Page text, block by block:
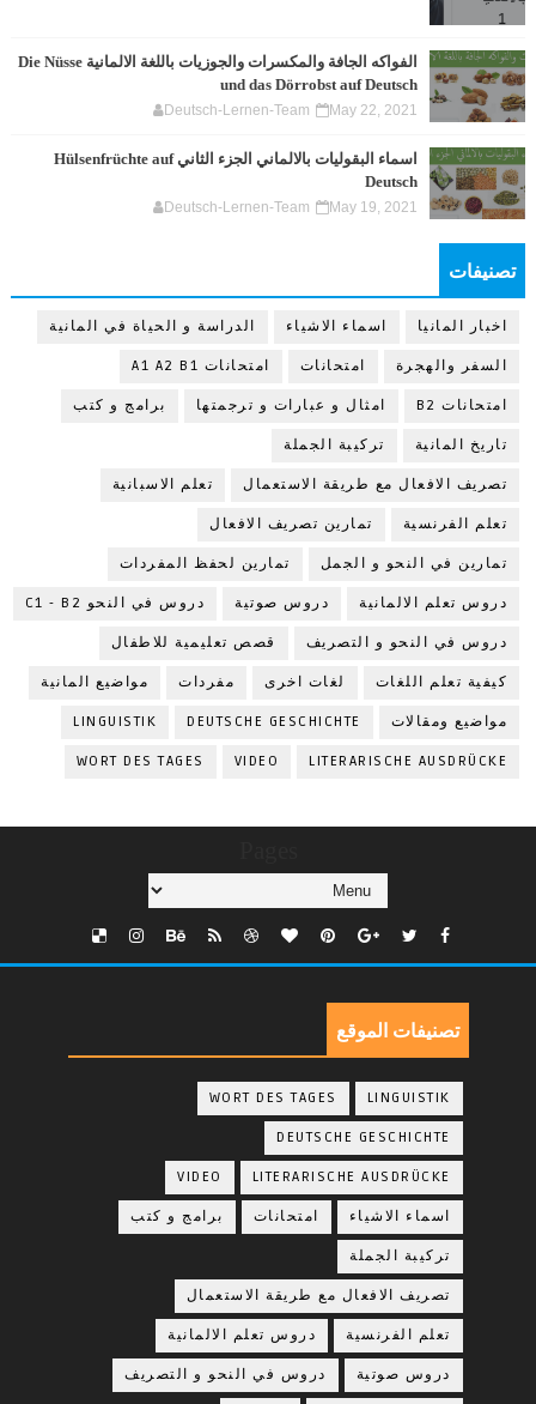
الفواكه الجافة والمكسرات والجوزيات باللغة الالمانية Die Nüsse
und das Dörrobst auf Deutsch
Deutsch-Lernen-Team May 22, 2021
اسماء البقوليات بالالماني الجزء الثاني Hülsenfrüchte auf
Deutsch
Deutsch-Lernen-Team May 19, 2021
تصنيفات
اخبار المانيا اسماء الاشياء الدراسة و الحياة في المانية
السفر والهجرة امتحانات امتحانات A1 A2 B1
امتحانات B2 امثال و عبارات و ترجمتها برامج و كتب
تاريخ المانية تركيبة الجملة
تصريف الافعال مع طريقة الاستعمال تعلم الاسبانية
تعلم الفرنسية تمارين تصريف الافعال
تمارين في النحو و الجمل تمارين لحفظ المفردات
دروس تعلم الالمانية دروس صوتية دروس في النحو C1 - B2
دروس في النحو و التصريف قصص تعليمية للاطفال
كيفية تعلم اللغات لغات اخرى مفردات مواضيع المانية
مواضيع ومقالات DEUTSCHE GESCHICHTE
LINGUISTIK
LITERARISCHE AUSDRÜCKE
VIDEO
WORT DES TAGES
تصنيفات الموقع
LINGUISTIK
WORT DES TAGES
DEUTSCHE GESCHICHTE
LITERARISCHE AUSDRÜCKE
VIDEO
اسماء الاشياء امتحانات برامج و كتب
تركيبة الجملة
تصريف الافعال مع طريقة الاستعمال
تعلم الفرنسية دروس تعلم الالمانية
دروس صوتية دروس في النحو و التصريف